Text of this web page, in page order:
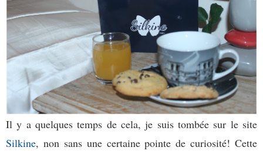
Il y a quelques temps de cela, je suis tombée sur le site
Silkine, non sans une certaine pointe de curiosité! Cette